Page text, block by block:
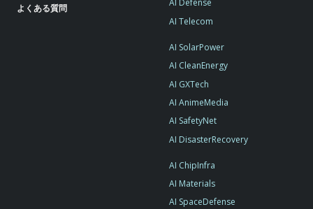
よくある質問
AI Defense
AI Telecom
AI SolarPower
AI CleanEnergy
AI GXTech
AI AnimeMedia
AI SafetyNet
AI DisasterRecovery
AI ChipInfra
AI Materials
AI SpaceDefense